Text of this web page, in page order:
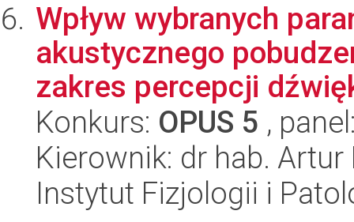
Wpływ wybranych
akustycznego
zakres percepcji
Konkurs: OPUS 5 ,
Kierownik: dr hab. Artur
Instytut Fizjologii i